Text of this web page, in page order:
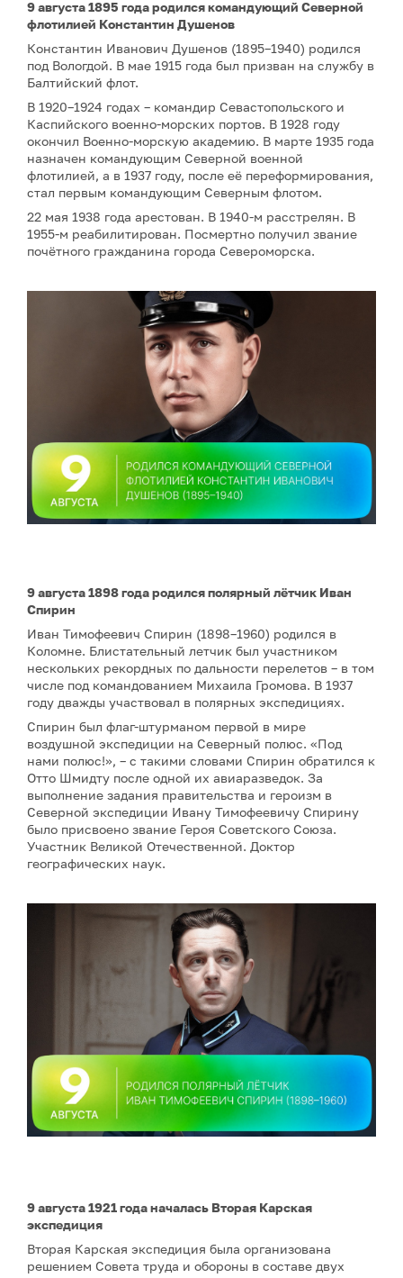
9 августа 1895 года родился командующий Северной
флотилией Константин Душенов
Константин Иванович Душенов (1895–1940) родился
под Вологдой. В мае 1915 года был призван на службу в
Балтийский флот.
В 1920–1924 годах – командир Севастопольского и
Каспийского военно-морских портов. В 1928 году
окончил Военно-морскую академию. В марте 1935 года
назначен командующим Северной военной
флотилией, а в 1937 году, после её переформирования,
стал первым командующим Северным флотом.
22 мая 1938 года арестован. В 1940-м расстрелян. В
1955-м реабилитирован. Посмертно получил звание
почётного гражданина города Североморска.
9 августа 1898 года родился полярный лётчик Иван
Спирин
Иван Тимофеевич Спирин (1898–1960) родился в
Коломне. Блистательный летчик был участником
нескольких рекордных по дальности перелетов – в том
числе под командованием Михаила Громова. В 1937
году дважды участвовал в полярных экспедициях.
Спирин был флаг-штурманом первой в мире
воздушной экспедиции на Северный полюс. «Под
нами полюс!», – с такими словами Спирин обратился к
Отто Шмидту после одной их авиаразведок. За
выполнение задания правительства и героизм в
Северной экспедиции Ивану Тимофеевичу Спирину
было присвоено звание Героя Советского Союза.
Участник Великой Отечественной. Доктор
географических наук.
9 августа 1921 года началась Вторая Карская
экспедиция
Вторая Карская экспедиция была организована
решением Совета труда и обороны в составе двух